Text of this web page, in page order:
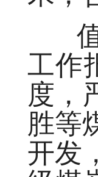
值
工作
度，
胜等
开发